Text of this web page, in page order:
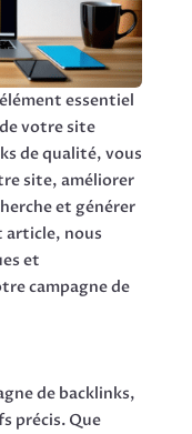
essentiel
votre site
de qualité, vous
site, améliorer
et générer
article, nous
et
campagne de
de backlinks,
précis. Que